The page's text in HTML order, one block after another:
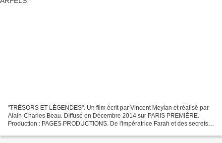
"TRÉSORS ET LÉGENDES". Un film écrit par Vincent Meylan et réalisé par
Alain-Charles Beau. Diffusé en Décembre 2014 sur PARIS PREMIÈRE.
Production : PAGES PRODUCTIONS. De l'impératrice Farah et des secrets